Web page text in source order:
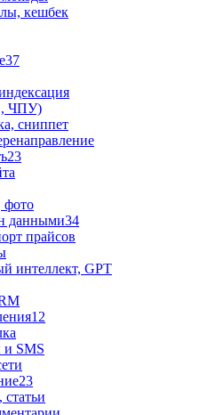
кешбек
37
ЧПУ)
сниппет
23
фото
данными34
прайсов
интеллект, GPT
12
SMS
23
статьи